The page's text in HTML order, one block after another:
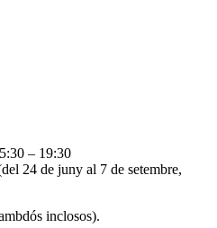
– 19:30
24 de juny al 7 de setembre,
inclosos).